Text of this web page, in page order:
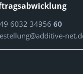
6032 3495660